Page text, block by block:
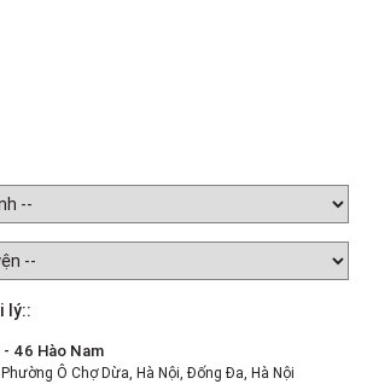
lý::
46 Hào Nam
Ô Chợ Dừa, Hà Nội, Đống Đa, Hà Nội